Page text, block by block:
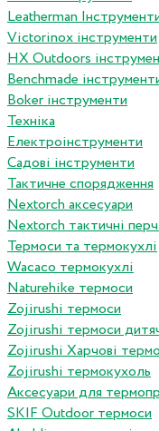
Leatherman
Victorinox інструменти
HX Outdoors
Benchmade
Boker інструменти
Техніка
Електроінструменти
Садові інструменти
Тактичне спорядження
Nextorch аксесуари
Nextorch тактичні
Термоси та термокухлі
Wacaco термокухлі
Naturehike термоси
Zojirushi термоси
Zojirushi термоси
Zojirushi Харчові
Zojirushi термокухоль
Аксесуари для
SKIF Outdoor термоси